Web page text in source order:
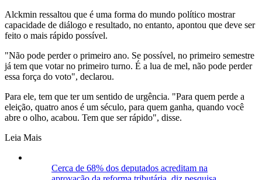
Alckmin ressaltou que é uma forma do mundo político mostrar
capacidade de diálogo e resultado, no entanto, apontou que deve ser
feito o mais rápido possível.
"Não pode perder o primeiro ano. Se possível, no primeiro semestre
já tem que votar no primeiro turno. É a lua de mel, não pode perder
essa força do voto", declarou.
Para ele, tem que ter um sentido de urgência. "Para quem perde a
eleição, quatro anos é um século, para quem ganha, quando você
abre o olho, acabou. Tem que ser rápido", disse.
Leia Mais
Cerca de 68% dos deputados acreditam na